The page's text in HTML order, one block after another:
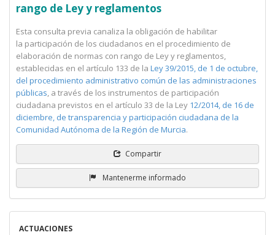
rango de Ley y reglamentos
Esta consulta previa canaliza la obligación de habilitar
la participación de los ciudadanos en el procedimiento de
elaboración de normas con rango de Ley y reglamentos,
establecidas en el artículo 133 de la Ley 39/2015, de 1 de octubre,
del procedimiento administrativo común de las administraciones
públicas, a través de los instrumentos de participación
ciudadana previstos en el artículo 33 de la Ley 12/2014, de 16 de
diciembre, de transparencia y participación ciudadana de la
Comunidad Autónoma de la Región de Murcia.
Compartir
Mantenerme informado
ACTUACIONES